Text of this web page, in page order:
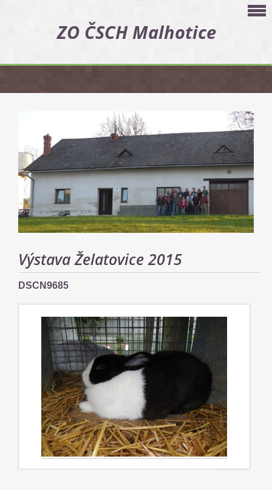
ZO ČSCH Malhotice
Výstava Želatovice 2015
DSCN9685